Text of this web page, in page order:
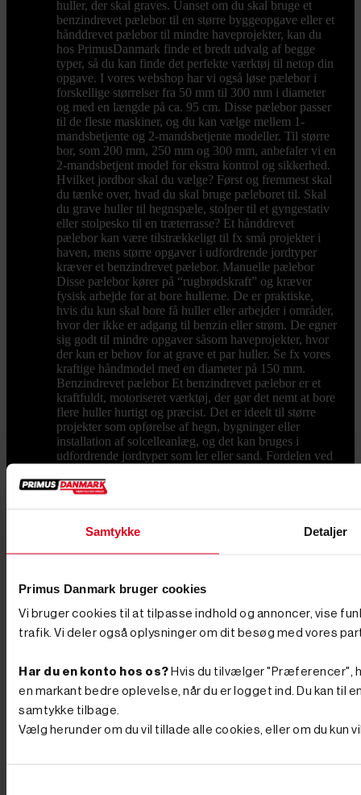
Samtykke Detaljer
Primus Danmark bruger cookies
Vi bruger cookies til at tilpasse indhold og annoncer, vise
trafik. Vi deler også oplysninger om dit besøg med vores
Har du en konto hos os? Hvis du tilvælger "Præferencer",
en markant bedre oplevelse, når du er logget ind. Du kan
samtykke tilbage.
Vælg herunder om du vil tillade alle cookies, eller om du kun
huller, der skal graves. Uanset om du skal bruge et
benzindrevet pælebor til en større byggeopgave eller et
hånddrevet pælebor til mindre haveprojekter, kan du
hos PrimusDanmark finde et bredt udvalg af begge
typer, så du kan finde det perfekte værktøj til netop din
opgave. I vores webshop har vi også løse pælebor i
forskellige størrelser fra 50 mm til 300 mm i diameter
og med en længde på ca. 95 cm. Disse pælebor passer
til de fleste maskiner, og du kan vælge mellem 1-
mandsbetjente og 2-mandsbetjente modeller. Til større
bor, som 200 mm, 250 mm og 300 mm, anbefaler vi en
2-mandsbetjent model for ekstra kontrol og sikkerhed.
Hvilket jordbor skal du vælge? Først og fremmest skal
du tænke over, hvad du skal bruge pæleboret til. Skal
du grave huller til hegnspæle, stolper til et gyngestativ
eller stolpesko til en træterrasse? Et hånddrevet
pælebor kan være tilstrækkeligt til fx små projekter i
haven, mens større opgaver i udfordrende jordtyper
kræver et benzindrevet pælebor. Manuelle pælebor
Disse pælebor kører på “rugbrødskraft” og kræver
fysisk arbejde for at bore hullerne. De er praktiske,
hvis du kun skal bore få huller eller arbejder i områder,
hvor der ikke er adgang til benzin eller strøm. De egner
sig godt til mindre opgaver såsom haveprojekter, hvor
der kun er behov for at grave et par huller. Se fx vores
kraftige håndmodel med en diameter på 150 mm.
Benzindrevet pælebor Et benzindrevet pælebor er et
kraftfuldt, motoriseret værktøj, der gør det nemt at bore
flere huller hurtigt og præcist. Det er ideelt til større
projekter som opførelse af hegn, bygninger eller
installation af solcelleanlæg, og det kan bruges i
udfordrende jordtyper som ler eller sand. Fordelen ved
fysisk anstrengelse, da motoren gør det meste af
arbejdet for dig. Når du bruger et benzindrevet
motoren klare boringerne. Dette sparer dig både tid og
kræfter, især når der skal bores mange huller.
Motoriserede pælebor er det perfekte valg til store
benzindrevne model med tre borstørrelser, som er en
Borekapacitet og bortype Når du skal vælge borets
kapacitet, er det vigtigt at overveje, hvor store og dybe
projektet. Til mindre stolper eller hegnspæle kan du
overveje et bor med en diameter på 100 mm, mens
større huller kræver bor på 200 mm eller mere. Husk,
at til store bor, som f.eks. 250 mm og 300 mm,
anbefaler vi en 2-mandsbetjent model. Fordele ved at